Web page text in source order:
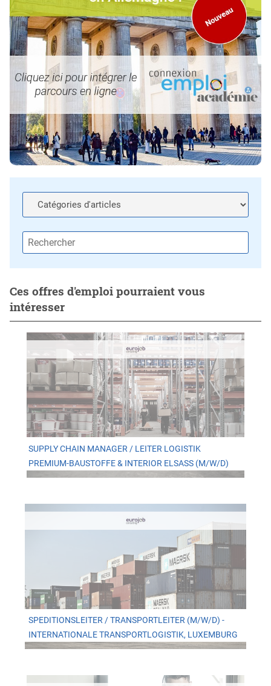
Ces offres d'emploi pourraient vous
intéresser
SUPPLY CHAIN MANAGER / LEITER LOGISTIK
PREMIUM-BAUSTOFFE & INTERIOR ELSASS (M/W/D)
SPEDITIONSLEITER / TRANSPORTLEITER (M/W/D) -
INTERNATIONALE TRANSPORTLOGISTIK, LUXEMBURG